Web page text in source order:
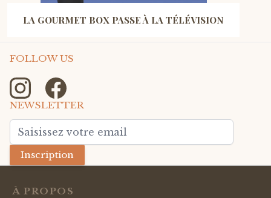
LA GOURMET BOX PASSE À LA TÉLÉVISION
FOLLOW US
NEWSLETTER
Adresse mail
Inscription
À PROPOS